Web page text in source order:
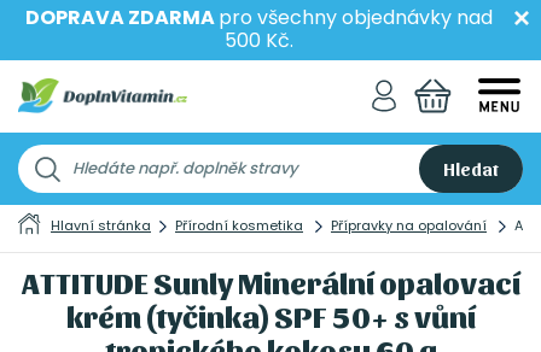
DOPRAVA ZDARMApro všechny objednávky nad
500 Kč.
Hledat
Hlavní stránka Přírodní kosmetika Přípravky na opalování
ATTITUDE Sunly Minerální opalovací
krém (tyčinka) SPF 50+ s vůní